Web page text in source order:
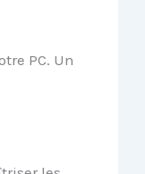
PC. Un